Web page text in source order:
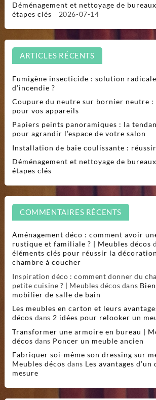
Déménagement et nettoyage de
étapes clés
2026-07-14
ARTICLES RÉCENTS
Fumigène insecticide : solution
d’incendie ?
Coupure du neutre sur bornier neutre :
pour vos appareils
Papiers peints panoramiques : la
pour agrandir l’espace de votre salon
Installation de baie coulissante :
Déménagement et nettoyage de
étapes clés
COMMENTAIRES RÉCENTS
Aménagement déco : comment avoir
rustique et familiale ? | Meubles décos
éléments clés pour réussir la
chambre à coucher
Inspiration déco : comment donner du
petite cuisine ? | Meubles décos dans
mobilier de salle de bain
Les meubles en carton et leurs
décos dans 2 idées pour relooker un
Transformer une armoire en bureau |
décos dans Poncer un meuble ancien
Fabriquer soi-même son dressing sur
Meubles décos dans Les avantages
mesure